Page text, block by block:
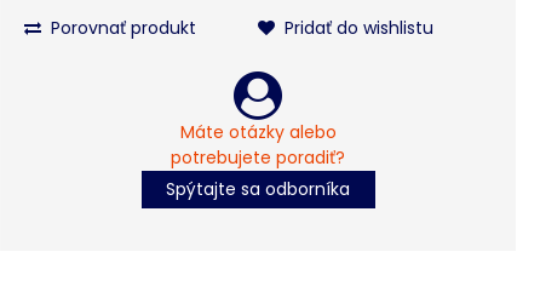
Porovnať produkt Pridať do wishlistu
Máte otázky alebo
potrebujete poradiť?
Spýtajte sa odborníka